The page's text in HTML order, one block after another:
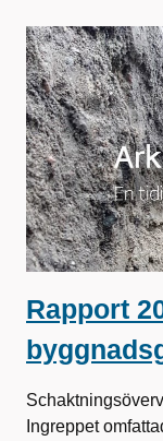
Rapport
Ingreppet